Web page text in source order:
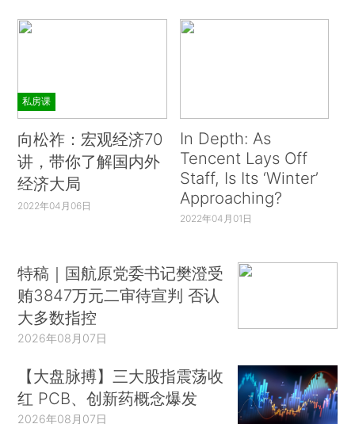
私房课
向松祚：宏观经济70
讲，带你了解国内外
经济大局
2022年04月06日
In Depth: As
Tencent Lays Off
Staff, Is Its ‘Winter’
Approaching?
2022年04月01日
特稿｜国航原党委书记樊澄受
贿3847万元二审待宣判 否认
大多数指控
2026年08月07日
【大盘脉搏】三大股指震荡收
红 PCB、创新药概念爆发
2026年08月07日